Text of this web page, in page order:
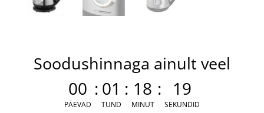
Soodushinnaga ainult veel
00
PÄEVAD
: 01
TUND
: 18
MINUT
: 19
SEKUNDID